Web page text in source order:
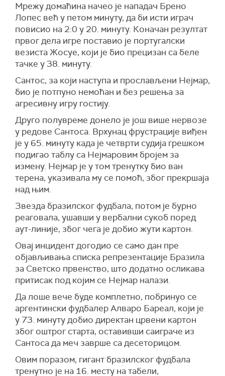
Мрежу домаћина начео је нападач Брено
Лопес већ у петом минуту, да би исти играч
повисио на 2:0 у 20. минуту. Коначан резултат
првог дела игре поставио је португалски
везиста Жосуе, који је био прецизан са беле
тачке у 38. минуту.
Сантос, за који наступа и прослављени Нејмар,
био је потпуно немоћан и без решења за
агресивну игру гостију.
Друго полувреме донело је још више нервозе
у редове Сантоса. Врхунац фрустрације виђен
је у 65. минуту када је четврти судија грешком
подигао таблу са Нејмаровим бројем за
измену. Нејмар је у том тренутку био ван
терена, указивала му се помоћ, због прекршаја
над њим.
Звезда бразилског фудбала, потом је бурно
реаговала, ушавши у вербални сукоб поред
аут-линије, због чега је добио жути картон.
Овај инцидент догодио се само дан пре
објављивања списка репрезентације Бразила
за Светско првенство, што додатно осликава
притисак под којим се Нејмар налази.
Да лоше вече буде комплетно, побринуо се
аргентински фудбалер Алваро Бареал, који је
у 73. минуту добио директан црвени картон
због оштрог старта, оставивши саиграче из
Сантоса да меч заврше са десеторицом.
Овим поразом, гигант бразилског фудбала
тренутно је на 16. месту на табели,